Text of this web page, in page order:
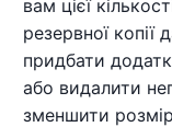
вам цієї
резервної
придбати
або видалити
зменшити розмір